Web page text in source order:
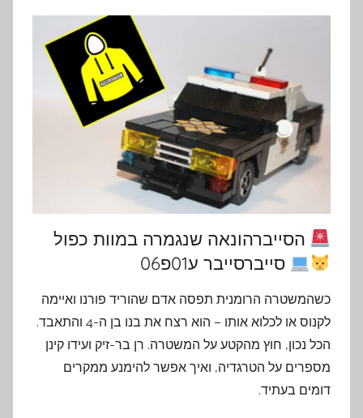
הסייברהונאה שנגמרה במוות כפול
סייברסייבר ע01פ06
כשהמשטרה הרומנית תפסה אדם שהוריד פורנו ואיימה
לקנוס או לכלוא אותו – הוא רצח את בנו בן ה-4 והתאבד.
הכל נכון, חוץ מהקטע על המשטרה. רן בר-זיק ועידו קינן
מספרים על הטרגדיה, ואיך אפשר להימנע ממקרים
דומים בעתיד.